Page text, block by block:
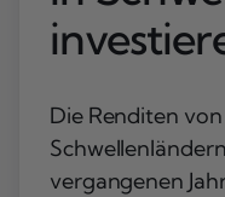
Die Renditen
vergangenen